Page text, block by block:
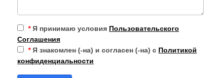
*Я принимаю условия Пользовательского
Соглашения
*Я знакомлен (-на) и согласен (-на) с Политикой
конфиденциальности